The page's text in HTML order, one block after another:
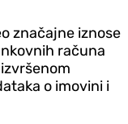
značajne iznose
računa
o imovini i